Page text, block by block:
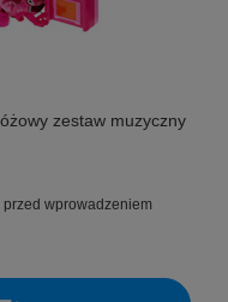
zestaw muzyczny
wprowadzeniem